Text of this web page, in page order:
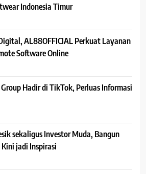
Indonesia Timur
AL88OFFICIAL Perkuat Layanan
Software Online
Hadir di TikTok, Perluas Informasi
sekaligus Investor Muda, Bangun
jadi Inspirasi